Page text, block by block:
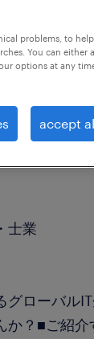
士業
グローバル
か？■ご紹
problems, to
You can either
options at any
accept